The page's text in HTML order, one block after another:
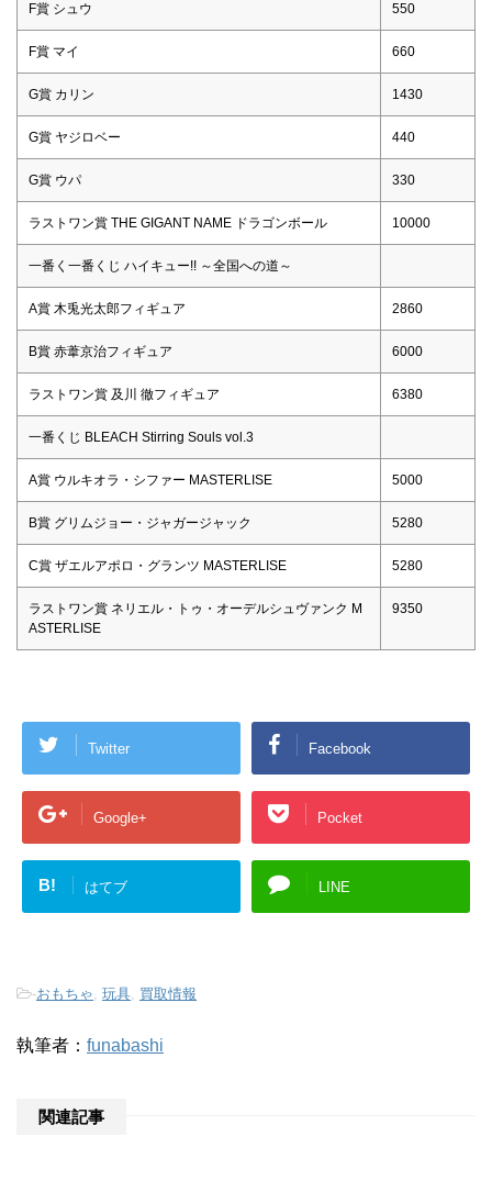
F賞 シュウ 550
F賞 マイ 660
G賞 カリン 1430
G賞 ヤジロベー 440
G賞 ウパ 330
ラストワン賞 THE GIGANT NAME ドラゴンボール 10000
一番く一番くじ ハイキュー!! ～全国への道～
A賞 木兎光太郎フィギュア 2860
B賞 赤葦京治フィギュア 6000
ラストワン賞 及川 徹フィギュア 6380
一番くじ BLEACH Stirring Souls vol.3
A賞 ウルキオラ・シファー MASTERLISE 5000
B賞 グリムジョー・ジャガージャック 5280
C賞 ザエルアポロ・グランツ MASTERLISE 5280
ラストワン賞 ネリエル・トゥ・オーデルシュヴァンク M
ASTERLISE
9350
Twitter Facebook
Google+ Pocket
B! はてブ LINE
-おもちゃ, 玩具, 買取情報
執筆者： funabashi
関連記事